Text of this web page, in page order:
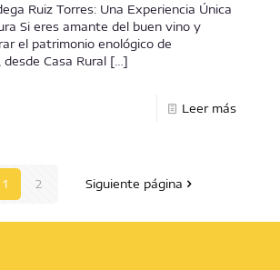
Ruiz Torres: Una Experiencia Única
Si eres amante del buen vino y
el patrimonio enológico de
Casa Rural […]
Leer más
1 2 Siguiente página